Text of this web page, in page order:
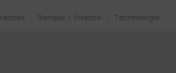
Technologie
Banque / finance